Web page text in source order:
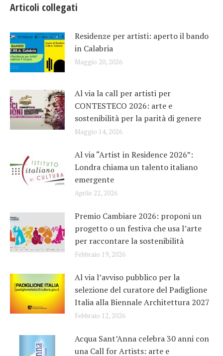
Articoli collegati
Residenze per artisti: aperto il bando
in Calabria
Maggio 20, 2026
Al via la call per artisti per
CONTESTECO 2026: arte e
sostenibilità per la parità di genere
Maggio 14, 2026
Al via “Artist in Residence 2026”:
Londra chiama un talento italiano
emergente
Aprile 22, 2026
Premio Cambiare 2026: proponi un
progetto o un festiva che usa l’arte
per raccontare la sostenibilità
Febbraio 19, 2026
Al via l’avviso pubblico per la
selezione del curatore del Padiglione
Italia alla Biennale Architettura 2027
Febbraio 12, 2026
Acqua Sant’Anna celebra 30 anni con
una Call for Artists: arte e